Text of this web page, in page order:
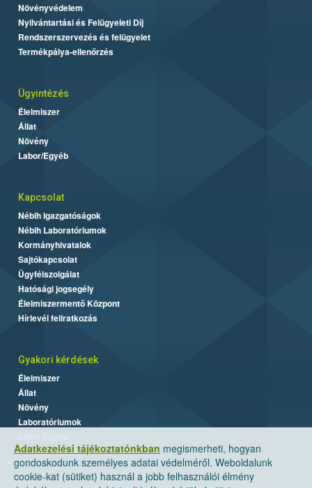
Adatkezelési tájékoztatónkban megismerheti, hogyan
gondoskodunk személyes adatai védelméről. Weboldalunk
cookie-kat (sütiket) használ a jobb felhasználói élmény
Növényvédelem
Nyilvántartási és Felügyeleti Díj
Rendszerszervezés és felügyelet
Termékpálya-ellenőrzés
Ügyintézés
Élelmiszer
Állat
Növény
Labor/Egyéb
Kapcsolat
Nébih Igazgatóságok
Nébih Laboratóriumok
Kormányhivatalok
Sajtókapcsolat
Ügyfélszolgálat
Hatósági jogsegély
Élelmiszermentő Központ
Hírlevél feliratkozás
Gyakori kérdések
Élelmiszer
Állat
Növény
Laboratóriumok